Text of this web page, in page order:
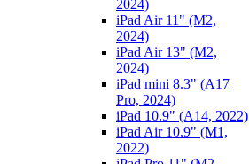
2024)
iPad Air 11" (M2,
2024)
iPad Air 13" (M2,
2024)
iPad mini 8.3" (A17
Pro, 2024)
iPad 10.9" (A14, 2022)
iPad Air 10.9" (M1,
2022)